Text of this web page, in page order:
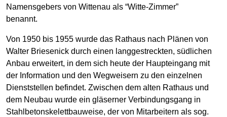
Namensgebers von Wittenau als “Witte-Zimmer”
benannt.
Von 1950 bis 1955 wurde das Rathaus nach Plänen von
Walter Briesenick durch einen langgestreckten, südlichen
Anbau erweitert, in dem sich heute der Haupteingang mit
der Information und den Wegweisern zu den einzelnen
Dienststellen befindet. Zwischen dem alten Rathaus und
dem Neubau wurde ein gläserner Verbindungsgang in
Stahlbetonskelettbauweise, der von Mitarbeitern als sog.